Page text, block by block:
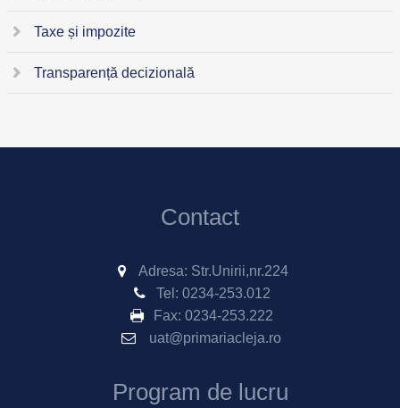
Taxe și impozite
Transparență decizională
Contact
Adresa: Str.Unirii,nr.224
Tel: 0234-253.012
Fax: 0234-253.222
uat@primariacleja.ro
Program de lucru